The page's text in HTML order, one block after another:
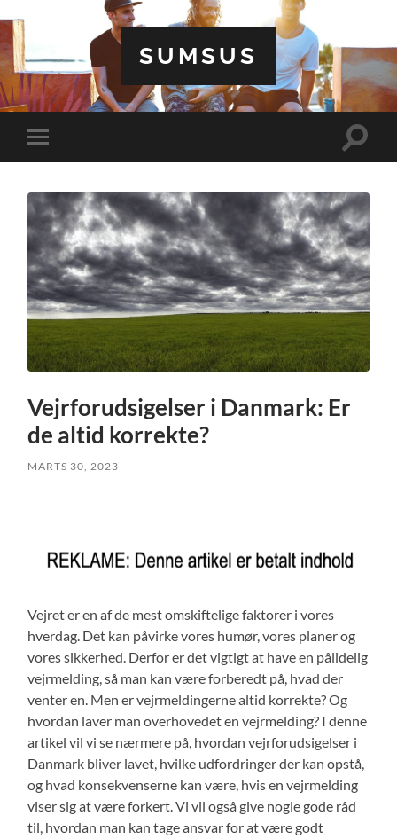
SUMSUS
Toggle
mobile
Toggle
Vejrforudsigelser i Danmark: Er
de altid korrekte?
MARTS 30, 2023
Vejret er en af de mest omskiftelige faktorer i vores
hverdag. Det kan påvirke vores humør, vores planer og
vores sikkerhed. Derfor er det vigtigt at have en pålidelig
vejrmelding, så man kan være forberedt på, hvad der
venter en. Men er vejrmeldingerne altid korrekte? Og
hvordan laver man overhovedet en vejrmelding? I denne
artikel vil vi se nærmere på, hvordan vejrforudsigelser i
Danmark bliver lavet, hvilke udfordringer der kan opstå,
og hvad konsekvenserne kan være, hvis en vejrmelding
viser sig at være forkert. Vi vil også give nogle gode råd
til, hvordan man kan tage ansvar for at være godt